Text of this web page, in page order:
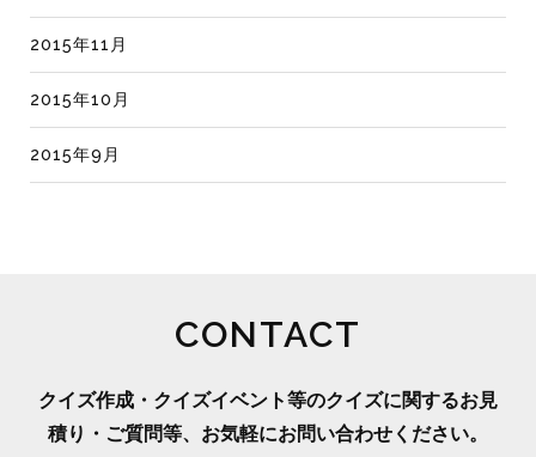
2015年11月
2015年10月
2015年9月
CONTACT
クイズ作成・クイズイベント等のクイズに関するお見
積り・ご質問等、お気軽にお問い合わせください。